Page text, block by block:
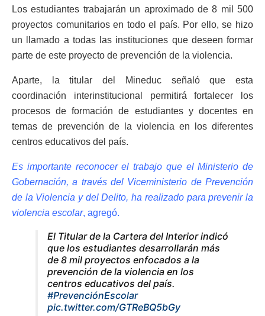
Los estudiantes trabajarán un aproximado de 8 mil 500
proyectos comunitarios en todo el país. Por ello, se hizo
un llamado a todas las instituciones que deseen formar
parte de este proyecto de prevención de la violencia.
Aparte, la titular del Mineduc señaló que esta
coordinación interinstitucional permitirá fortalecer los
procesos de formación de estudiantes y docentes en
temas de prevención de la violencia en los diferentes
centros educativos del país.
Es importante reconocer el trabajo que el Ministerio de
Gobernación, a través del Viceministerio de Prevención
de la Violencia y del Delito, ha realizado para prevenir la
violencia escolar, agregó.
El Titular de la Cartera del Interior indicó
que los estudiantes desarrollarán más
de 8 mil proyectos enfocados a la
prevención de la violencia en los
centros educativos del país.
#PrevenciónEscolar
pic.twitter.com/GTReBQ5bGy